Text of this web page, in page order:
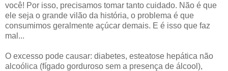
você! Por isso, precisamos tomar tanto cuidado. Não é que
ele seja o grande vilão da história, o problema é que
consumimos geralmente açúcar demais. E é isso que faz
mal...
O excesso pode causar: diabetes, esteatose hepática não
alcoólica (fígado gorduroso sem a presença de álcool),